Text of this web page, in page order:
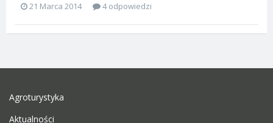
21 Marca 2014
4 odpowiedzi
Agroturystyka
Aktualności